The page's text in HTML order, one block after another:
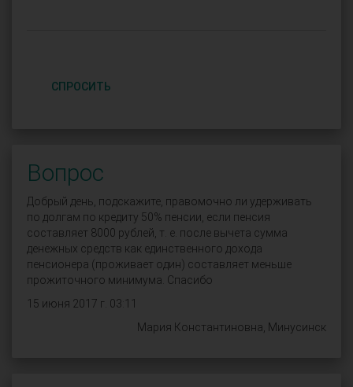
СПРОСИТЬ
Вопрос
Добрый день, подскажите, правомочно ли удерживать
по долгам по кредиту 50% пенсии, если пенсия
составляет 8000 рублей, т. е. после вычета сумма
денежных средств как единственного дохода
пенсионера (проживает один) составляет меньше
прожиточного минимума. Спасибо
15 июня 2017 г. 03:11
Мария Константиновна, Минусинск